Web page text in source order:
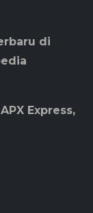
di
Express,